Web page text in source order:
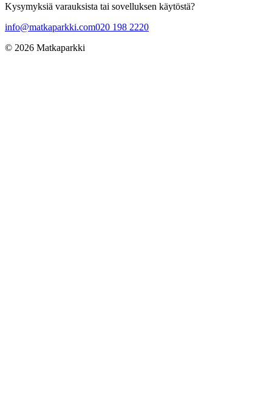
Kysymyksiä varauksista tai sovelluksen käytöstä?
info@matkaparkki.com020 198 2220
© 2026 Matkaparkki